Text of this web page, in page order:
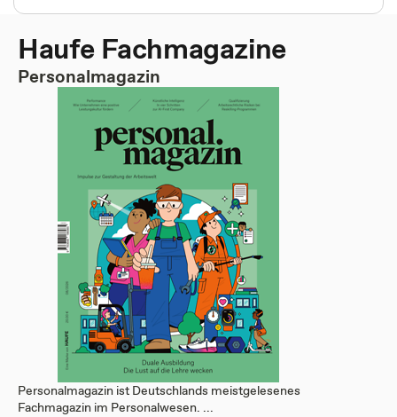
Haufe Fachmagazine
Personalmagazin
Personalmagazin ist Deutschlands meistgelesenes
Fachmagazin im Personalwesen. ...